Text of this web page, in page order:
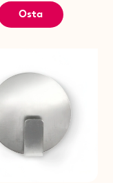
Osta